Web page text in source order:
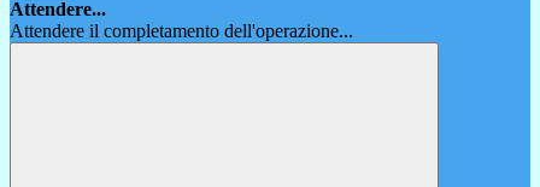
Attendere...
Attendere il completamento dell'operazione...